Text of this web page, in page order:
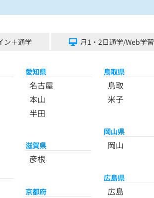
ン＋通学 月1・2日通学/Web学習
愛知県
名古屋
本山
半田
滋賀県
彦根
京都府
鳥取県
鳥取
米子
岡山県
岡山
広島県
広島